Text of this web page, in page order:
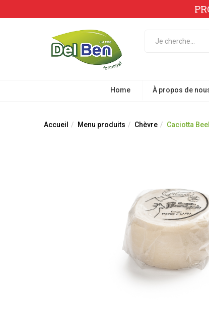
Home À propos de
Accueil Menu produits Chèvre Caciotta